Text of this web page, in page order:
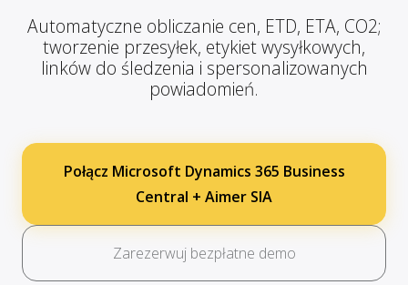
Automatyczne obliczanie cen, ETD, ETA, CO2;
tworzenie przesyłek, etykiet wysyłkowych,
linków do śledzenia i spersonalizowanych
powiadomień.
Połącz Microsoft Dynamics 365 Business
Central + Aimer SIA
Zarezerwuj bezpłatne demo